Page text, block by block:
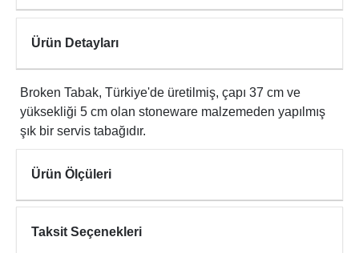
Ürün Detayları
Broken Tabak, Türkiye'de üretilmiş, çapı 37 cm ve
yüksekliği 5 cm olan stoneware malzemeden yapılmış
şık bir servis tabağıdır.
Ürün Ölçüleri
Taksit Seçenekleri